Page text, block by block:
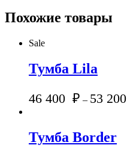
Похожие товары
Sale
Тумба Lila
46 400 ₽ – 53 200
Тумба Border